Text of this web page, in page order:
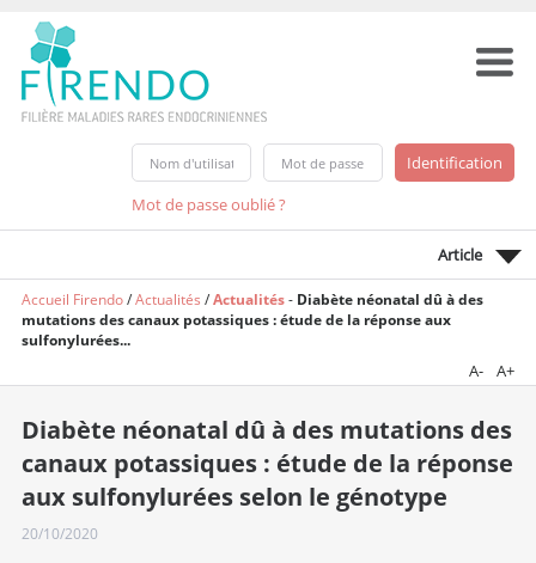
Mot de passe oublié ?
Article
Accueil Firendo/Actualités /Actualités- Diabète néonatal dû à des
mutations des canaux potassiques : étude de la réponse aux
sulfonylurées...
A- A+
Diabète néonatal dû à des mutations des
canaux potassiques : étude de la réponse
aux sulfonylurées selon le génotype
20/10/2020